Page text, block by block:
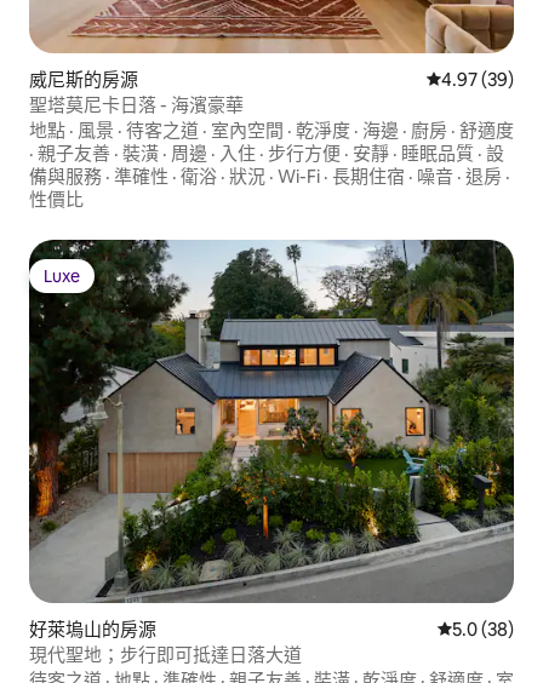
威尼斯的房源 從 39 則評價
4.97 (39)
聖塔莫尼卡日落 - 海濱豪華
地點 · 風景 · 待客之道 · 室內空間 · 乾淨度 · 海邊 · 廚房 · 舒適度
· 親子友善 · 裝潢 · 周邊 · 入住 · 步行方便 · 安靜 · 睡眠品質 · 設
備與服務 · 準確性 · 衛浴 · 狀況 · Wi-Fi · 長期住宿 · 噪音 · 退房 ·
性價比
Luxe
Luxe
好萊塢山的房源 從 38 則評
5.0 (38)
現代聖地；步行即可抵達日落大道